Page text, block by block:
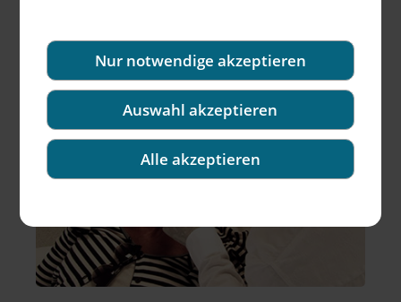
Nur notwendige akzeptieren
Auswahl akzeptieren
Alle akzeptieren